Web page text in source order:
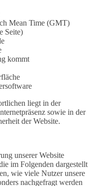
Mean Time (GMT)
Seite)
kommt
liegt in der
sowie in der
der Website.
unserer Website
im Folgenden dargestellt
wie viele Nutzer unsere
nachgefragt werden